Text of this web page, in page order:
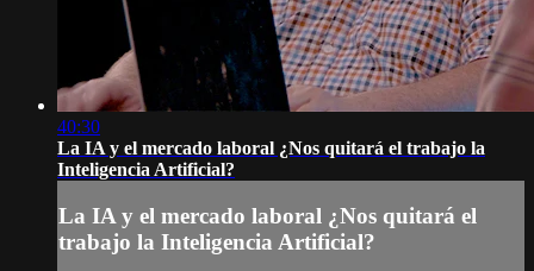
40:30
La IA y el mercado laboral ¿Nos quitará el trabajo la
Inteligencia Artificial?
La IA y el mercado laboral ¿Nos quitará el
trabajo la Inteligencia Artificial?